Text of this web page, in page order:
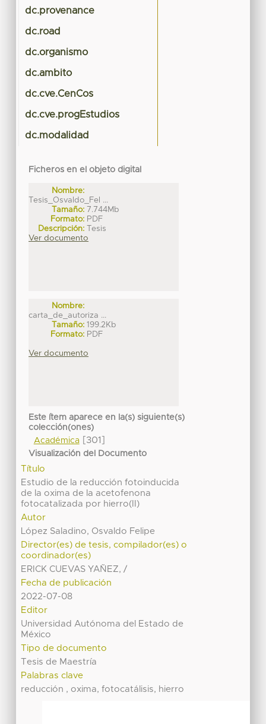
dc.provenance
dc.road
dc.organismo
dc.ambito
dc.cve.CenCos
dc.cve.progEstudios
dc.modalidad
Ficheros en el objeto digital
Nombre:
Tesis_Osvaldo_Fel ...
Tamaño: 7.744Mb
Formato: PDF
Descripción: Tesis
Ver documento
Nombre:
carta_de_autoriza ...
Tamaño: 199.2Kb
Formato: PDF
Ver documento
Este ítem aparece en la(s) siguiente(s)
colección(ones)
Académica[301]
Visualización del Documento
Título
Estudio de la reducción fotoinducida
de la oxima de la acetofenona
fotocatalizada por hierro(II)
Autor
López Saladino, Osvaldo Felipe
Director(es) de tesis, compilador(es) o
coordinador(es)
ERICK CUEVAS YAÑEZ, /
Fecha de publicación
2022-07-08
Editor
Universidad Autónoma del Estado de
México
Tipo de documento
Tesis de Maestría
Palabras clave
reducción , oxima, fotocatálisis, hierro